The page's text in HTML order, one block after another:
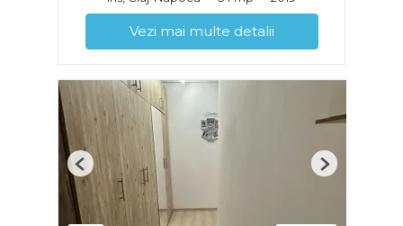
Vezi mai multe detalii
Previous Next